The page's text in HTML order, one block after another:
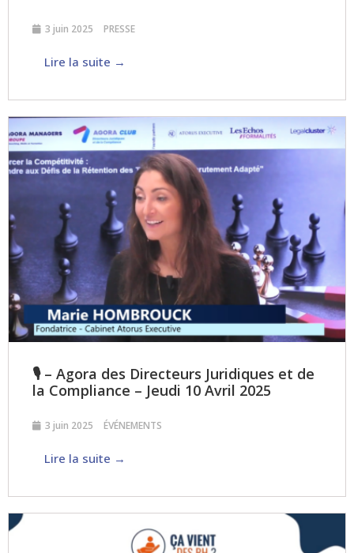
3 juin 2025 PRESSE
Lire la suite →
🎙 – Agora des Directeurs Juridiques et de
la Compliance – Jeudi 10 Avril 2025
3 juin 2025 ÉVÉNEMENTS
Lire la suite →